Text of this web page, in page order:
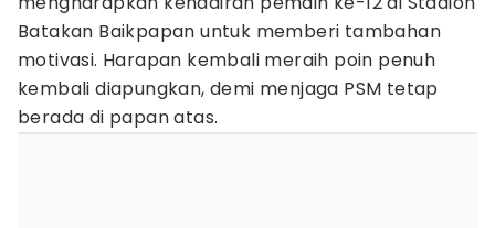
Batakan Baikpapan untuk memberi tambahan
motivasi. Harapan kembali meraih poin penuh
kembali diapungkan, demi menjaga PSM tetap
berada di papan atas.